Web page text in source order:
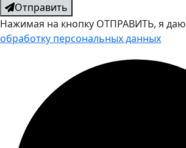
Отправить
Нажимая на кнопку ОТПРАВИТЬ, я даю
обработку персональных данных